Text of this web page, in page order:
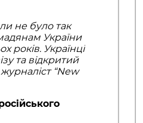
не було так
України
років. Українці
та відкритий
“New